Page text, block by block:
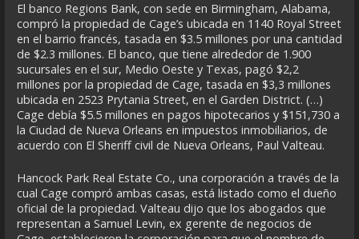
El banco Regions Bank, con sede en Birmingham, Alabama,
compró la propiedad de Cage’s ubicada en 1140 Royal Street
en el barrio francés, tasada en $3.5 millones por una cantidad
de $2.3 millones. El banco, que tiene alrededor de 1.900
sucursales en el sur, Medio Oeste y Texas, pagó $2,2
millones por la propiedad de Cage, tasada en $3,3 millones
ubicada en 2523 Prytania Street, en el Garden District. (…)
Cage debía $5.5 millones en pagos hipotecarios y $151,730 a
la Ciudad de Nueva Orleans en impuestos inmobiliarios, de
acuerdo con El Sheriff civil de Nueva Orleans, Paul Valteau.
Hancock Park Real Estate Co., una corporación a través de la
cual Cage compró ambas casas, está listado como el dueño
oficial de la propiedad. Valteau dijo que los abogados que
representan a Samuel Levin, ex gerente de negocios de